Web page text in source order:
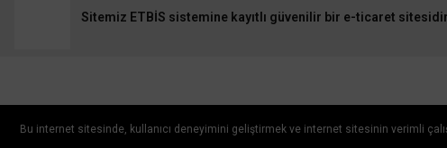
Bu internet sitesinde, kullanıcı deneyimini geliştirmek ve internet sitesinin verimli
Sitemiz ETBİS sistemine kayıtlı güvenilir bir e-ticaret sitesidir.